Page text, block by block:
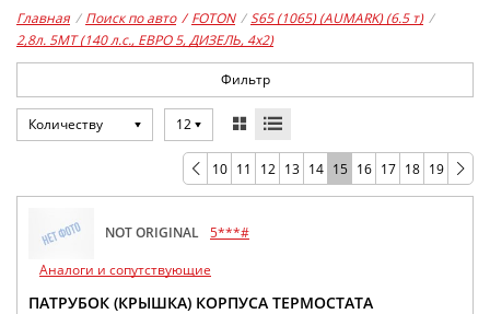
Главная / Поиск по авто / FOTON / S65 (1065) (AUMARK) (6.5 т) /
2,8л. 5MT (140 л.с., ЕВРО 5, ДИЗЕЛЬ, 4x2)
Фильтр
Количеству 12
10 11 12 13 14 15 16 17 18 19
NOT ORIGINAL 5***#
Аналоги и сопутствующие
ПАТРУБОК (КРЫШКА) КОРПУСА ТЕРМОСТАТА